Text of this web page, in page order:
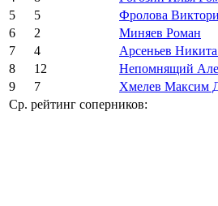
5
5 Фролова
6
2 Миняев Роман
7
4 Арсеньев
8
12 Непомнящий
9
7 Хмелев Максим
Ср. рейтинг соперников: